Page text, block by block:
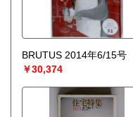
BRUTUS 2014年6/15号
￥30,374